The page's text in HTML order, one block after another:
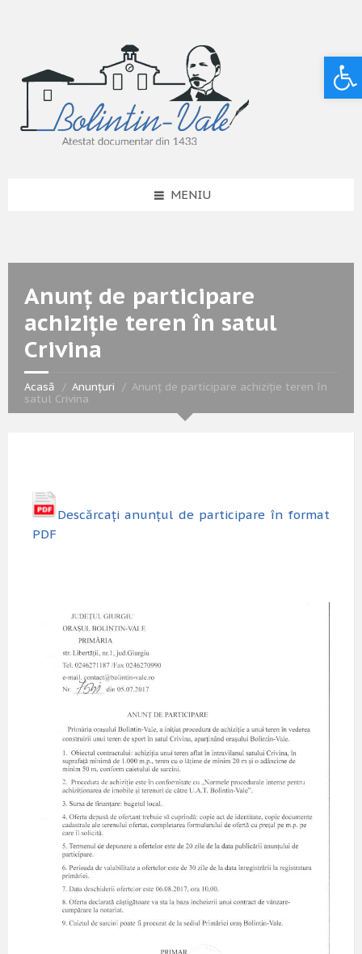
MENIU
Anunț de participare
achiziție teren în satul
Crivina
Acasă Anunțuri
Anunț de participare achiziție teren în
satul Crivina
Descărcați anunțul de participare în format
PDF
Deschide bara de unelte